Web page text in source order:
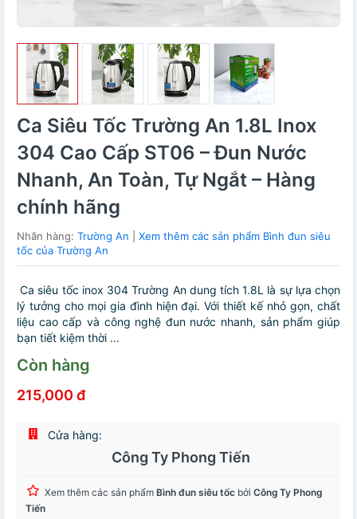
Ca Siêu Tốc Trường An 1.8L Inox
304 Cao Cấp ST06 – Đun Nước
Nhanh, An Toàn, Tự Ngắt – Hàng
chính hãng
Nhãn hàng: Trường An
Xem thêm các sản phẩm Bình đun siêu
tốc của Trường An
Ca siêu tốc inox 304 Trường An dung tích 1.8L là sự lựa chọn
lý tưởng cho mọi gia đình hiện đại. Với thiết kế nhỏ gọn, chất
liệu cao cấp và công nghệ đun nước nhanh, sản phẩm giúp
bạn tiết kiệm thời ...
Còn hàng
215,000 đ
Cửa hàng:
Công Ty Phong Tiến
Xem thêm các sản phẩm Bình đun siêu tốc bởi Công Ty Phong
Tiến